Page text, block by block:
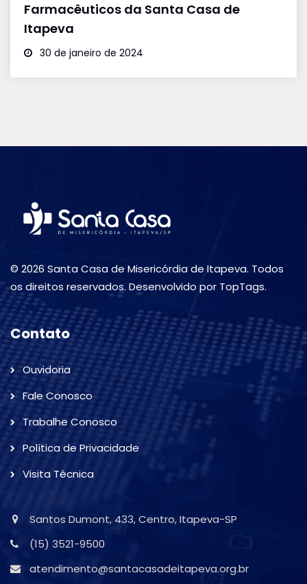
Farmacêuticos da Santa Casa de
Itapeva
30 de janeiro de 2024
© 2026 Santa Casa de Misericórdia de Itapeva. Todos
os direitos reservados. Desenvolvido por TopTags.
Contato
Ouvidoria
Fale Conosco
Trabalhe Conosco
Política de Privacidade
Visita Técnica
Santos Dumont, 433, Centro, Itapeva-SP
(15) 3521-9500
atendimento@santacasadeitapeva.org.br